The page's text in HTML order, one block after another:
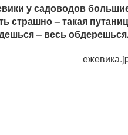
у садоводов
страшно – такая
– весь